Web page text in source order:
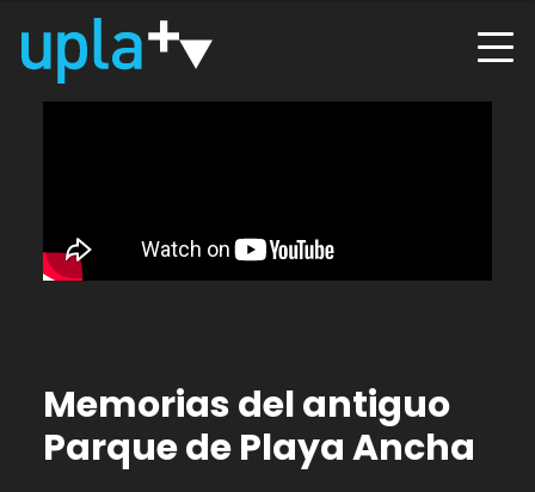
Memorias del antiguo
Parque de Playa Ancha